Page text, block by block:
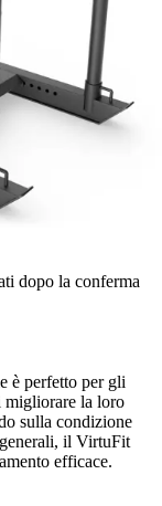
dopo la conferma
è perfetto per gli
migliorare la loro
sulla condizione
il VirtuFit
efficace.